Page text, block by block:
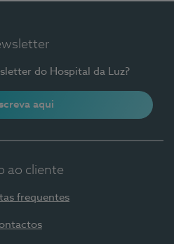
do Hospital da Luz?
aqui
ao cliente
frequentes